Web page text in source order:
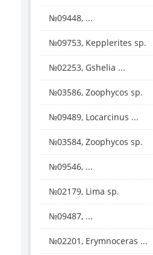
№09448, ...
№09753, Kepplerites sp.
№02253, Gshelia ...
№03586, Zoophycos sp.
№09489, Locarcinus ...
№03584, Zoophycos sp.
№09546, ...
№02179, Lima sp.
№09487, ...
№02201, Erymnoceras ...